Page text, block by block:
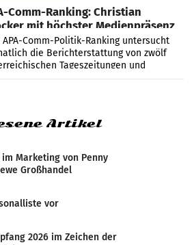
Comm-Ranking: Christian
mit höchster Medienpräsenz
APA-Comm-Politik-Ranking untersucht
die Berichterstattung von zwölf
Tageszeitungen und
welche Politikerinnen und
Artikel
Marketing von Penny
Großhandel
vor
2026 im Zeichen der